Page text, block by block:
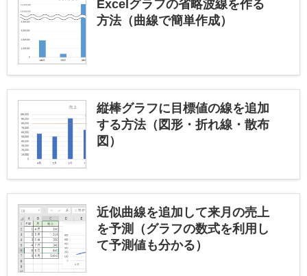
Excelグラフの省略波線を作る
方法（曲線で簡単作成）
縦棒グラフに目標値の線を追加
する方法（図形・折れ線・散布
図）
近似曲線を追加して来月の売上
を予測（グラフの数式を利用し
て予測値も分かる）